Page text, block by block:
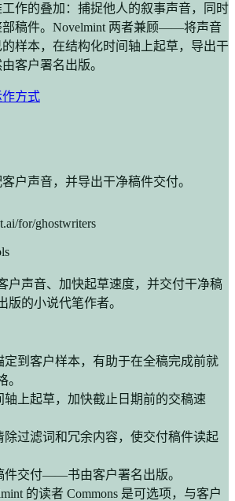
作的叠加：捕捉他人的叙事声音，同时
部稿件。Novelmint 两者兼顾——将声音
样本，在结构化时间轴上起草，导出干
客户署名出版。
方式
户声音，并导出干净稿件交付。
for/ghostwriters
户声音、加快起草速度，并交付干净稿
版的小说代笔作者。
定到客户样本，有助于在全稿完成前就
。
轴上起草，加快截止日期前的交稿速
除过滤词和冗余内容，使交付稿件读起
件交付——书由客户署名出版。
的读者 Commons 是可选项，与客户